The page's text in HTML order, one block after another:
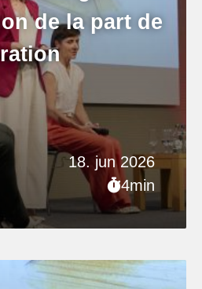
18. jun 2026
4min
de la part de